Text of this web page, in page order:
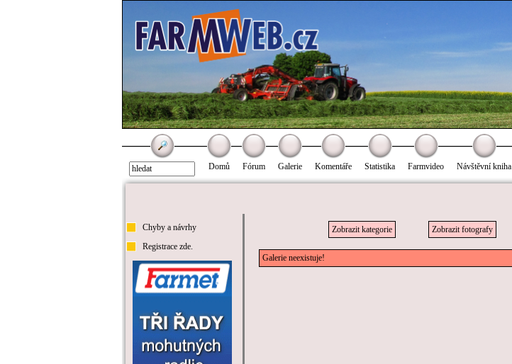
Domů Fórum Galerie Komentáře Statistika Farmvideo Návštěvní kniha
Chyby a návrhy
Registrace zde.
Zobrazit kategorie Zobrazit fotografy
Galerie neexistuje!